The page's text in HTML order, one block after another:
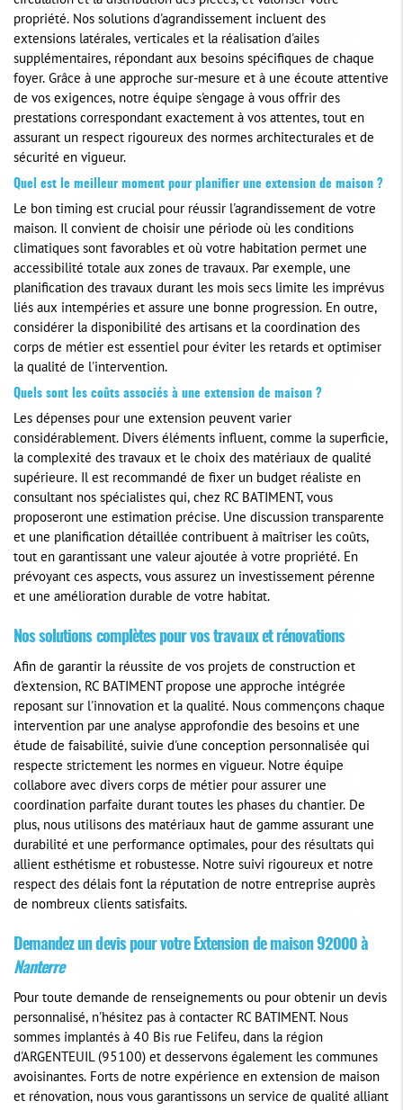
propriété. Nos solutions d'agrandissement incluent des
extensions latérales, verticales et la réalisation d'ailes
supplémentaires, répondant aux besoins spécifiques de chaque
foyer. Grâce à une approche sur-mesure et à une écoute attentive
de vos exigences, notre équipe s'engage à vous offrir des
prestations correspondant exactement à vos attentes, tout en
assurant un respect rigoureux des normes architecturales et de
sécurité en vigueur.
Quel est le meilleur moment pour planifier une extension de maison ?
Le bon timing est crucial pour réussir l'agrandissement de votre
maison. Il convient de choisir une période où les conditions
climatiques sont favorables et où votre habitation permet une
accessibilité totale aux zones de travaux. Par exemple, une
planification des travaux durant les mois secs limite les imprévus
liés aux intempéries et assure une bonne progression. En outre,
considérer la disponibilité des artisans et la coordination des
corps de métier est essentiel pour éviter les retards et optimiser
la qualité de l'intervention.
Quels sont les coûts associés à une extension de maison ?
Les dépenses pour une extension peuvent varier
considérablement. Divers éléments influent, comme la superficie,
la complexité des travaux et le choix des matériaux de qualité
supérieure. Il est recommandé de fixer un budget réaliste en
consultant nos spécialistes qui, chez RC BATIMENT, vous
proposeront une estimation précise. Une discussion transparente
et une planification détaillée contribuent à maîtriser les coûts,
tout en garantissant une valeur ajoutée à votre propriété. En
prévoyant ces aspects, vous assurez un investissement pérenne
et une amélioration durable de votre habitat.
Nos solutions complètes pour vos travaux et rénovations
Afin de garantir la réussite de vos projets de construction et
d'extension, RC BATIMENT propose une approche intégrée
reposant sur l'innovation et la qualité. Nous commençons chaque
intervention par une analyse approfondie des besoins et une
étude de faisabilité, suivie d'une conception personnalisée qui
respecte strictement les normes en vigueur. Notre équipe
collabore avec divers corps de métier pour assurer une
coordination parfaite durant toutes les phases du chantier. De
plus, nous utilisons des matériaux haut de gamme assurant une
durabilité et une performance optimales, pour des résultats qui
allient esthétisme et robustesse. Notre suivi rigoureux et notre
respect des délais font la réputation de notre entreprise auprès
de nombreux clients satisfaits.
Demandez un devis pour votre Extension de maison 92000 à
Nanterre
Pour toute demande de renseignements ou pour obtenir un devis
personnalisé, n'hésitez pas à contacter RC BATIMENT. Nous
sommes implantés à 40 Bis rue Felifeu, dans la région
d'ARGENTEUIL (95100) et desservons également les communes
avoisinantes. Forts de notre expérience en extension de maison
et rénovation, nous vous garantissons un service de qualité alliant